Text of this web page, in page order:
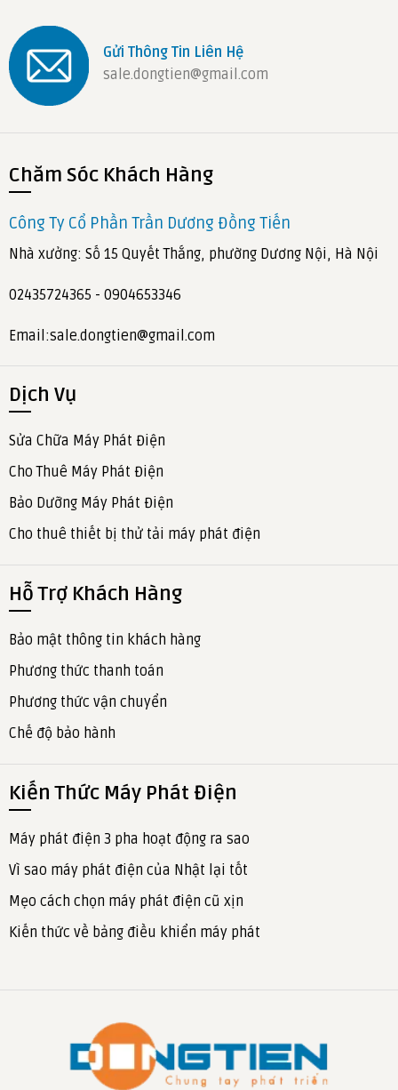
Gửi Thông Tin Liên Hệ
sale.dongtien@gmail.com
Chăm Sóc Khách Hàng
Công Ty Cổ Phần Trần Dương Đồng Tiến
Nhà xưởng: Số 15 Quyết Thắng, phường Dương Nội, Hà Nội
02435724365 - 0904653346
Email:sale.dongtien@gmail.com
Dịch Vụ
Sửa Chữa Máy Phát Điện
Cho Thuê Máy Phát Điện
Bảo Dưỡng Máy Phát Điện
Cho thuê thiết bị thử tải máy phát điện
Hỗ Trợ Khách Hàng
Bảo mật thông tin khách hàng
Phương thức thanh toán
Phương thức vận chuyển
Chế độ bảo hành
Kiến Thức Máy Phát Điện
Máy phát điện 3 pha hoạt động ra sao
Vì sao máy phát điện của Nhật lại tốt
Mẹo cách chọn máy phát điện cũ xịn
Kiến thức về bảng điều khiển máy phát